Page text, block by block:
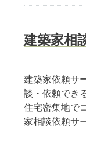
建築家相
建築家依頼サ
談・依頼でき
住宅密集地で
家相談依頼サ